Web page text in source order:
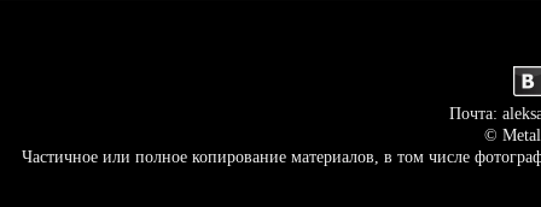
Почта:
©
Частичное или полное копирование материалов, в том числе